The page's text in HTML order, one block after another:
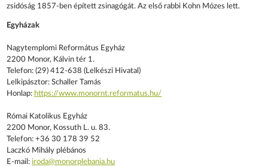
zsidóság 1857-ben épített zsinagógát. Az első rabbi Kohn Mózes lett.
Egyházak
Nagytemplomi Református Egyház
2200 Monor, Kálvin tér 1.
Telefon: (29) 412-638 (Lelkészi Hivatal)
Lelkipásztor: Schaller Tamás
Honlap: https://www.monornt.reformatus.hu/
Római Katolikus Egyház
2200 Monor, Kossuth L. u. 83.
Telefon: +36 30 178 39 52
Laczkó Mihály plébános
E-mail:iroda@monorplebania.hu